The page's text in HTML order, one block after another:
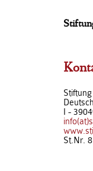
I -
St.Nr.